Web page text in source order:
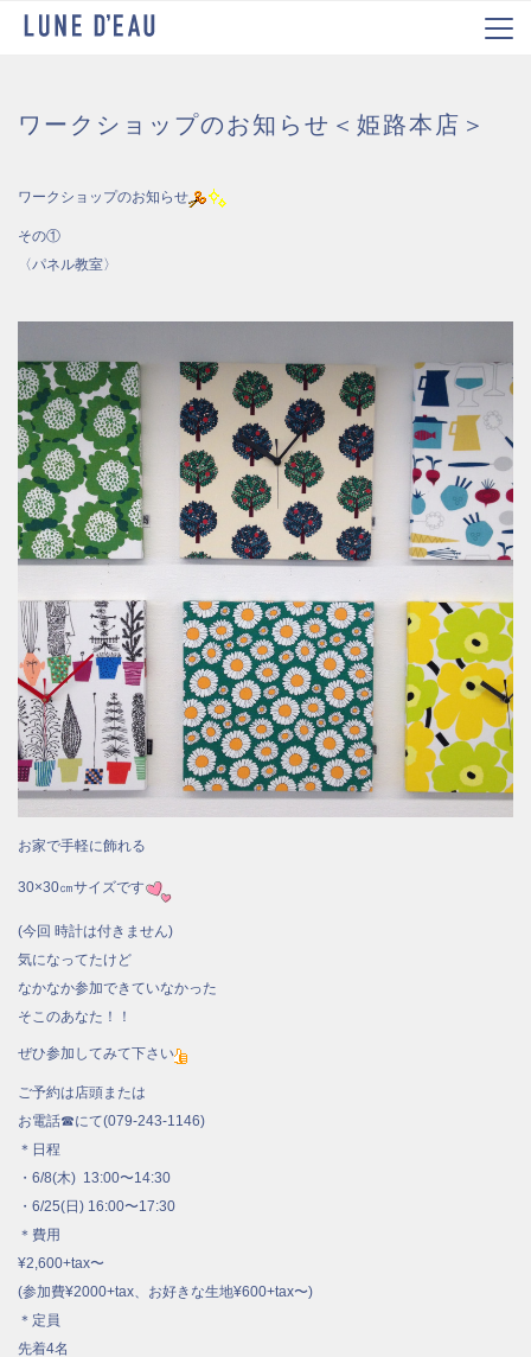
ワークショップのお知らせ＜姫路本店＞
ワークショップのお知らせ
その①
〈パネル教室〉
お家で手軽に飾れる
30×30㎝サイズです
(今回 時計は付きません)
気になってたけど
なかなか参加できていなかった
そこのあなた！！
ぜひ参加してみて下さい
ご予約は店頭または
お電話☎︎にて(079-243-1146)
＊日程
・6/8(木) 13:00〜14:30
・6/25(日) 16:00〜17:30
＊費用
¥2,600+tax〜
(参加費¥2000+tax、お好きな生地¥600+tax〜)
＊定員
先着4名